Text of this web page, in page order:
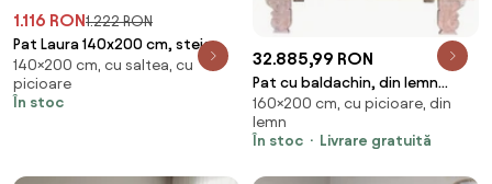
1.116 RON1.222 RON
Pat Laura 140x200 cm, stejar
Saltele: Cu saltele Deluxe 10
cm, Somiera pat: Cu lamele
drepte
140×200 cm, cu saltea, cu
picioare
În stoc
32.885,99 RON
Pat cu baldachin, din lemn
masiv de tec, 160x200 cm,
„Raja”
160×200 cm, cu picioare, din
lemn
În stoc
Livrare gratuită